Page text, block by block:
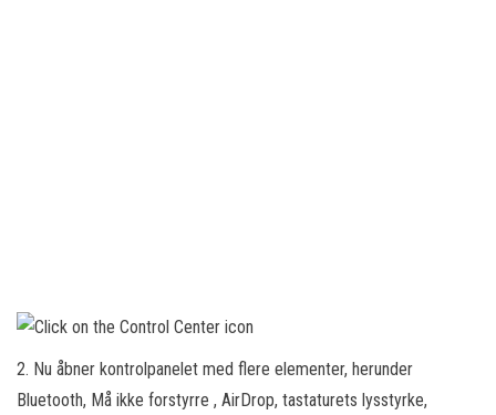
2. Nu åbner kontrolpanelet med flere elementer, herunder
Bluetooth, Må ikke forstyrre , AirDrop, tastaturets lysstyrke,